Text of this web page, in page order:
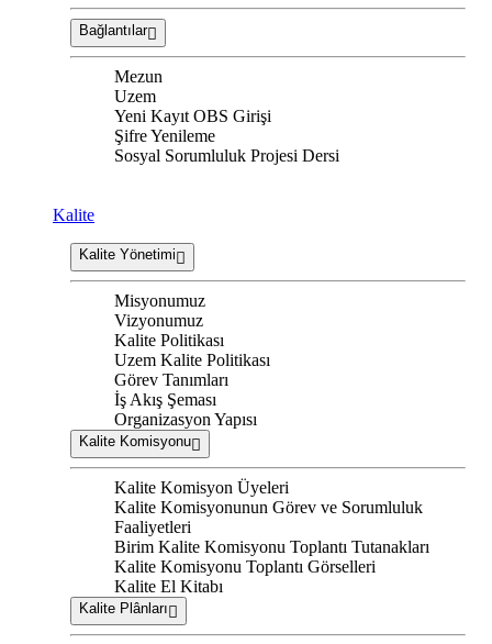
Bağlantılar
Mezun
Uzem
Yeni Kayıt OBS Girişi
Şifre Yenileme
Sosyal Sorumluluk Projesi Dersi
Kalite
Kalite Yönetimi
Misyonumuz
Vizyonumuz
Kalite Politikası
Uzem Kalite Politikası
Görev Tanımları
İş Akış Şeması
Organizasyon Yapısı
Kalite Komisyonu
Kalite Komisyon Üyeleri
Kalite Komisyonunun Görev ve Sorumluluk
Faaliyetleri
Birim Kalite Komisyonu Toplantı Tutanakları
Kalite Komisyonu Toplantı Görselleri
Kalite El Kitabı
Kalite Plânları